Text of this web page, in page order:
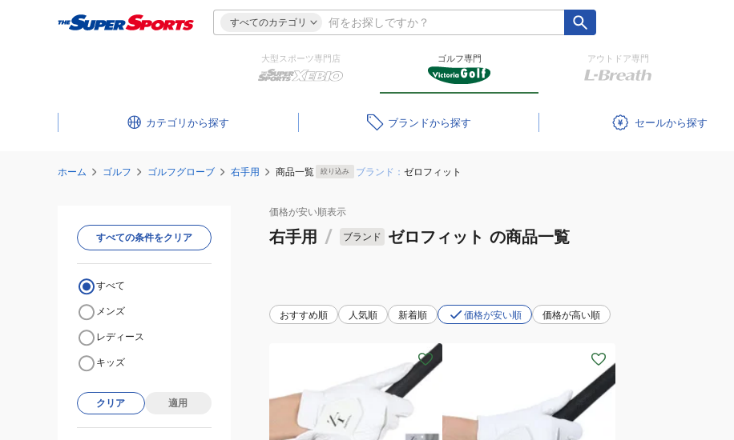
すべてのカテゴリ
大型スポーツ専門店 ゴルフ専門 アウトドア専門
カテゴリ ブランド セール
ホーム ゴルフ ゴルフグローブ 右手用 商品一覧 絞り込み ブランド： ゼロフィット
価格が安い順表示
右手用 / ブランド ゼロフィット の商品一覧
おすすめ順 人気順 新着順 価格が安い順 価格が高い順
すべての条件をクリア
すべて
メンズ
レディース
キッズ
クリア 適用